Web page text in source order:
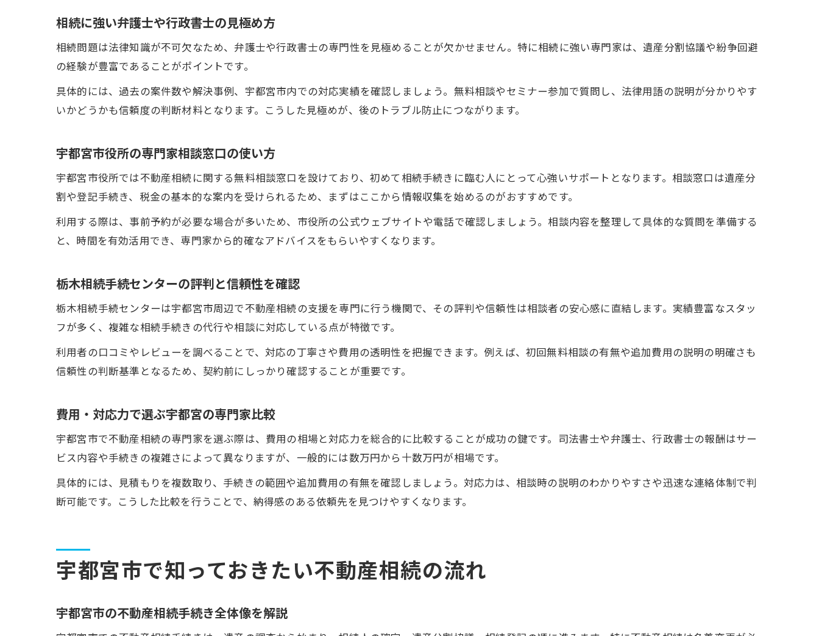
相続に強い弁護士や行政書士の見極め方
相続問題は法律知識が不可欠なため、弁護士や行政書士の専門性を見極めることが欠かせません。特に相続に強い専門家は、遺産分割協議や紛争回避
の経験が豊富であることがポイントです。
具体的には、過去の案件数や解決事例、宇都宮市内での対応実績を確認しましょう。無料相談やセミナー参加で質問し、法律用語の説明が分かりやす
いかどうかも信頼度の判断材料となります。こうした見極めが、後のトラブル防止につながります。
宇都宮市役所の専門家相談窓口の使い方
宇都宮市役所では不動産相続に関する無料相談窓口を設けており、初めて相続手続きに臨む人にとって心強いサポートとなります。相談窓口は遺産分
割や登記手続き、税金の基本的な案内を受けられるため、まずはここから情報収集を始めるのがおすすめです。
利用する際は、事前予約が必要な場合が多いため、市役所の公式ウェブサイトや電話で確認しましょう。相談内容を整理して具体的な質問を準備する
と、時間を有効活用でき、専門家から的確なアドバイスをもらいやすくなります。
栃木相続手続センターの評判と信頼性を確認
栃木相続手続センターは宇都宮市周辺で不動産相続の支援を専門に行う機関で、その評判や信頼性は相談者の安心感に直結します。実績豊富なスタッ
フが多く、複雑な相続手続きの代行や相談に対応している点が特徴です。
利用者の口コミやレビューを調べることで、対応の丁寧さや費用の透明性を把握できます。例えば、初回無料相談の有無や追加費用の説明の明確さも
信頼性の判断基準となるため、契約前にしっかり確認することが重要です。
費用・対応力で選ぶ宇都宮の専門家比較
宇都宮市で不動産相続の専門家を選ぶ際は、費用の相場と対応力を総合的に比較することが成功の鍵です。司法書士や弁護士、行政書士の報酬はサー
ビス内容や手続きの複雑さによって異なりますが、一般的には数万円から十数万円が相場です。
具体的には、見積もりを複数取り、手続きの範囲や追加費用の有無を確認しましょう。対応力は、相談時の説明のわかりやすさや迅速な連絡体制で判
断可能です。こうした比較を行うことで、納得感のある依頼先を見つけやすくなります。
宇都宮市で知っておきたい不動産相続の流れ
宇都宮市の不動産相続手続き全体像を解説